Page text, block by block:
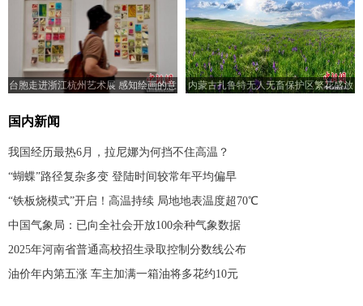
台胞走进浙江杭州艺术展 感知绘画的意
内蒙古扎鲁特无人无畜保护区繁花盛放
国内新闻
我国经历最热6月，拉尼娜为何挡不住高温？
“蝴蝶”路径复杂多变 登陆时间较常年平均偏早
“铁板烧模式”开启！高温持续 局地地表温度超70℃
中国气象局：已向全社会开放100余种气象数据
2025年河南省普通高校招生录取控制分数线公布
油价年内第五涨 车主加满一箱油将多花约10元